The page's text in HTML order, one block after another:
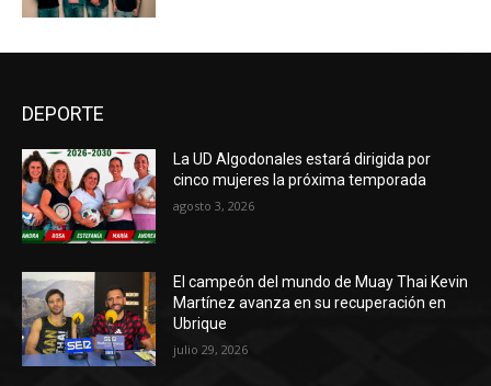
DEPORTE
La UD Algodonales estará dirigida por
cinco mujeres la próxima temporada
agosto 3, 2026
El campeón del mundo de Muay Thai Kevin
Martínez avanza en su recuperación en
Ubrique
julio 29, 2026